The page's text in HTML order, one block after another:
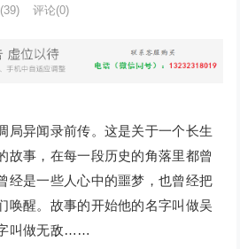
(39) 评论(0)
异闻录前传。这是关于一个长生
故事，在每一段历史的角落里都曾
经是一些人心中的噩梦，也曾经把
唤醒。故事的开始他的名字叫做吴
叫做无敌……